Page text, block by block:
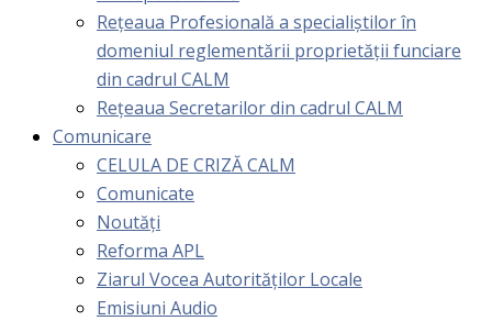
Reţeaua Profesională a specialiştilor în
domeniul reglementării proprietăţii funciare
din cadrul CALM
Rețeaua Secretarilor din cadrul CALM
Comunicare
CELULA DE CRIZĂ CALM
Comunicate
Noutăți
Reforma APL
Ziarul Vocea Autorităților Locale
Emisiuni Audio